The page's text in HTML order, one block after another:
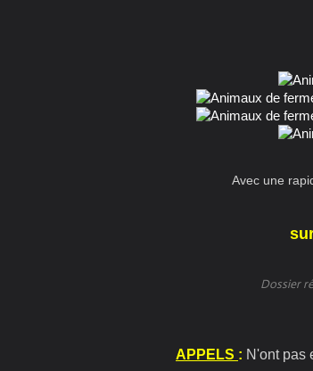
Avec une
Dossier
APPELS : N'ont pas